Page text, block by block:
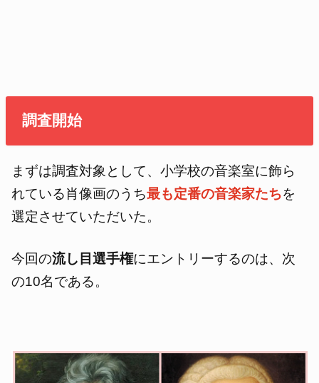
調査開始
まずは調査対象として、小学校の音楽室に飾ら
れている肖像画のうち最も定番の音楽家たちを
選定させていただいた。
今回の流し目選手権にエントリーするのは、次
の10名である。